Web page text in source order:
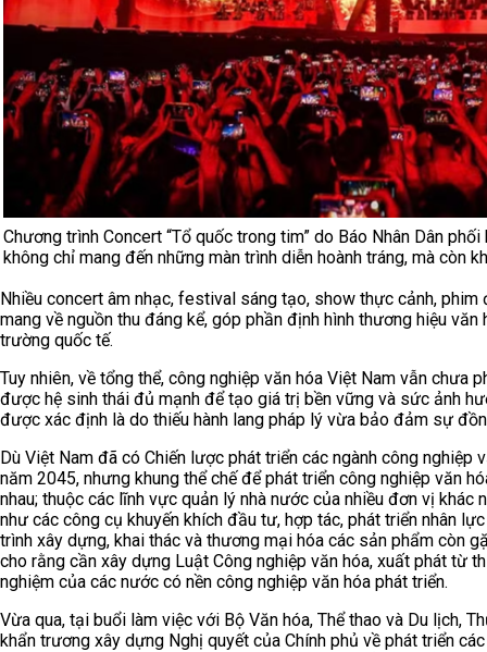
Chương trình Concert “Tổ quốc trong tim” do Báo Nhân Dân
không chỉ mang đến những màn trình diễn hoành tráng, mà còn
Nhiều concert âm nhạc, festival sáng tạo, show thực cảnh,
mang về nguồn thu đáng kể, góp phần định hình thương hiệu
trường quốc tế.
Tuy nhiên, về tổng thể, công nghiệp văn hóa Việt Nam vẫn chưa
được hệ sinh thái đủ mạnh để tạo giá trị bền vững và sức ảnh
được xác định là do thiếu hành lang pháp lý vừa bảo đảm sự
Dù Việt Nam đã có Chiến lược phát triển các ngành công nghiệp
năm 2045, nhưng khung thể chế để phát triển công nghiệp văn
nhau; thuộc các lĩnh vực quản lý nhà nước của nhiều đơn vị khác
như các công cụ khuyến khích đầu tư, hợp tác, phát triển nhân
trình xây dựng, khai thác và thương mại hóa các sản phẩm còn
cho rằng cần xây dựng Luật Công nghiệp văn hóa, xuất phát từ
nghiệm của các nước có nền công nghiệp văn hóa phát triển.
Vừa qua, tại buổi làm việc với Bộ Văn hóa, Thể thao và Du lịch,
khẩn trương xây dựng Nghị quyết của Chính phủ về phát triển